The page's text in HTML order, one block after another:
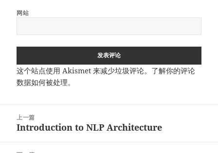
网站
这个站点使用 Akismet 来减少垃圾评论。 了解你的评论
数据如何被处理。
上一篇
上
文
Introduction to NLP Architecture